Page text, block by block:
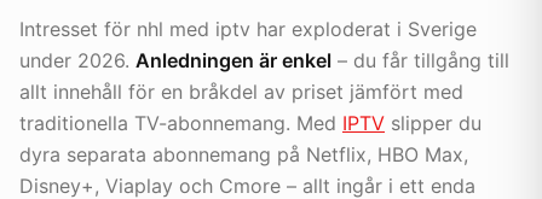
Intresset för nhl med iptv har exploderat i Sverige
under 2026. Anledningen är enkel – du får tillgång till
allt innehåll för en bråkdel av priset jämfört med
traditionella TV-abonnemang. Med IPTV slipper du
dyra separata abonnemang på Netflix, HBO Max,
Disney+, Viaplay och Cmore – allt ingår i ett enda